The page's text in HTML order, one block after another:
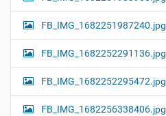
FB_IMG_1682251987240.jpg
FB_IMG_1682252291136.jpg
FB_IMG_1682252295472.jpg
FB_IMG_1682256338406.jpg